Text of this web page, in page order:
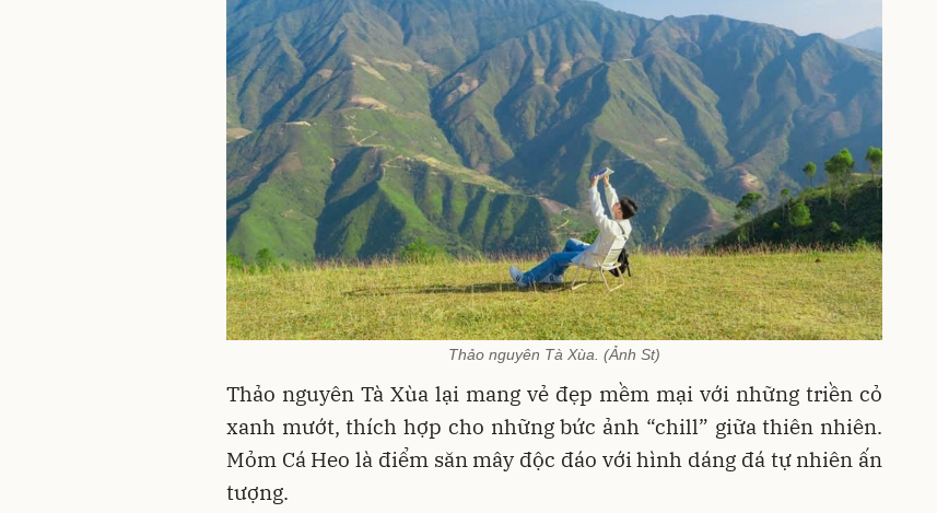
Thảo nguyên Tà Xùa. (Ảnh St)
Thảo nguyên Tà Xùa lại mang vẻ đẹp mềm mại với những triền cỏ
xanh mướt, thích hợp cho những bức ảnh “chill” giữa thiên nhiên.
Mỏm Cá Heo là điểm săn mây độc đáo với hình dáng đá tự nhiên ấn
tượng.